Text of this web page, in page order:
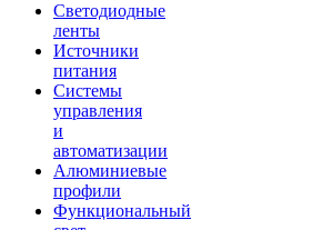
Светодиодные
ленты
Источники
питания
Системы
управления
и
автоматизации
Алюминиевые
профили
Функциональный